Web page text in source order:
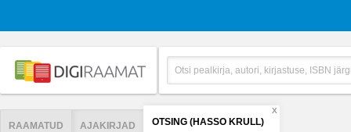
RAAMATUD AJAKIRJAD OTSING (HASSO KRULL)
X